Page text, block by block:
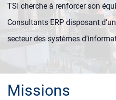
TSI cherche à renforcer son
Consultants ERP disposant
secteur des systèmes
Missions